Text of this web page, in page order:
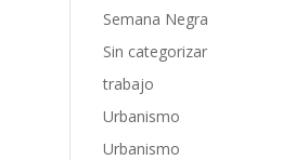
Semana Negra
Sin categorizar
trabajo
Urbanismo
Urbanismo